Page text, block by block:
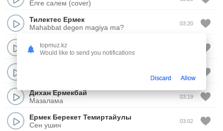
Елге салем (cover)
Тилектес Ермек
Mahabbat degen magiya ma?
03:20
Ермек Берекет Темиртайулы
Есине мени алгайсын
Дихан Ермекбай
Мазалама
03:19
Ермек Берекет Темиртайулы
Сен ушин
03:02
topmuz.kz
Would like to send you notifications
Discard Allow